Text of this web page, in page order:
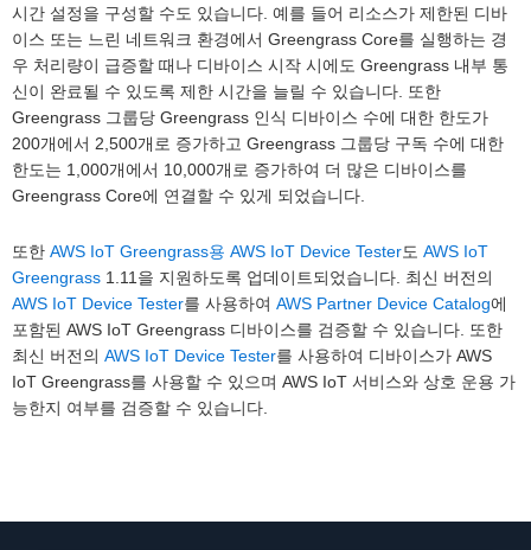
시간 설정을 구성할 수도 있습니다. 예를 들어 리소스가 제한된 디바
이스 또는 느린 네트워크 환경에서 Greengrass Core를 실행하는 경
우 처리량이 급증할 때나 디바이스 시작 시에도 Greengrass 내부 통
신이 완료될 수 있도록 제한 시간을 늘릴 수 있습니다. 또한
Greengrass 그룹당 Greengrass 인식 디바이스 수에 대한 한도가
200개에서 2,500개로 증가하고 Greengrass 그룹당 구독 수에 대한
한도는 1,000개에서 10,000개로 증가하여 더 많은 디바이스를
Greengrass Core에 연결할 수 있게 되었습니다.
또한 AWS IoT Greengrass용 AWS IoT Device Tester도 AWS IoT
Greengrass 1.11을 지원하도록 업데이트되었습니다. 최신 버전의
AWS IoT Device Tester를 사용하여 AWS Partner Device Catalog에
포함된 AWS IoT Greengrass 디바이스를 검증할 수 있습니다. 또한
최신 버전의 AWS IoT Device Tester를 사용하여 디바이스가 AWS
IoT Greengrass를 사용할 수 있으며 AWS IoT 서비스와 상호 운용 가
능한지 여부를 검증할 수 있습니다.